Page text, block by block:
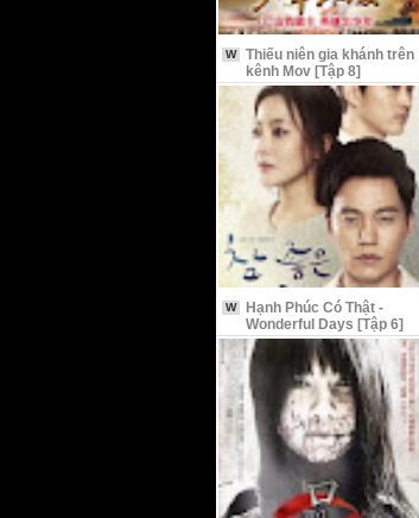
W
Thiếu niên gia khánh trên
kênh Mov [Tập 8]
W
Hạnh Phúc Có Thật -
Wonderful Days [Tập 6]